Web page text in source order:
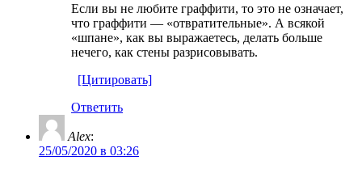
Если вы не любите граффити, то это не означает,
что граффити — «отвратительные». А всякой
«шпане», как вы выражаетесь, делать больше
нечего, как стены разрисовывать.
[Цитировать]
Ответить
Alex:
25/05/2020 в 03:26